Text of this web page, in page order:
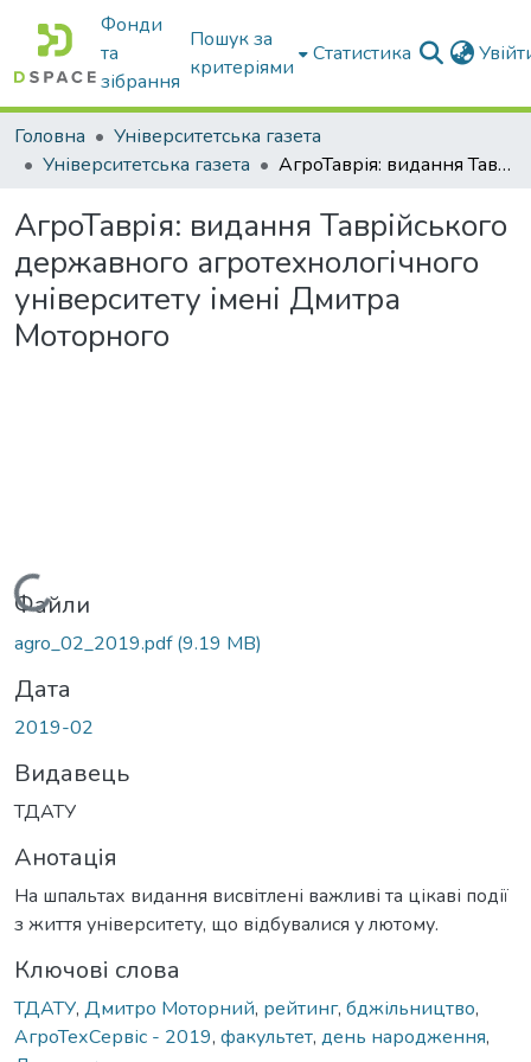
Фонди
та
зібрання
Пошук за
критеріями
Статистика
Головна
Університетська газета
Університетська газета
АгроТаврія: видання Таврійського державного агротехнологічного університету імені Дмитра Моторного
АгроТаврія: видання Таврійського
державного агротехнологічного
університету імені Дмитра
Моторного
Вантажиться...
Файли
agro_02_2019.pdf(9.19 MB)
Дата
2019-02
Видавець
ТДАТУ
Анотація
На шпальтах видання висвітлені важливі та цікаві події
з життя університету, що відбувалися у лютому.
Ключові слова
ТДАТУ, Дмитро Моторний, рейтинг, бджільництво,
АгроТехСервіс - 2019, факультет, день народження,